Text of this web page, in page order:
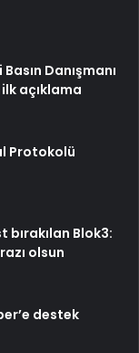
Danışmanı
açıklama
Protokolü
Blok3:
olsun
destek